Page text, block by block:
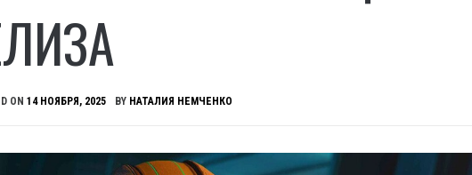
ON 14 НОЯБРЯ, 2025 BY НАТАЛИЯ НЕМЧЕНКО